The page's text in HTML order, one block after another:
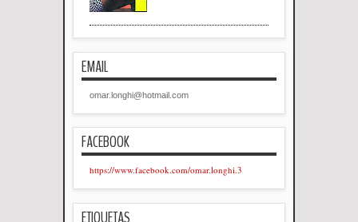
EMAIL
omar.longhi@hotmail.com
FACEBOOK
https://www.facebook.com/omar.longhi.3
ETIQUETAS